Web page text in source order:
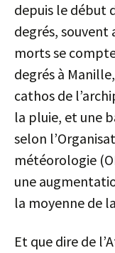
depuis le début
degrés, souvent
morts se
degrés à
cathos de
la pluie, et une
selon
météorologie
une
la moyenne de
Et que dire de